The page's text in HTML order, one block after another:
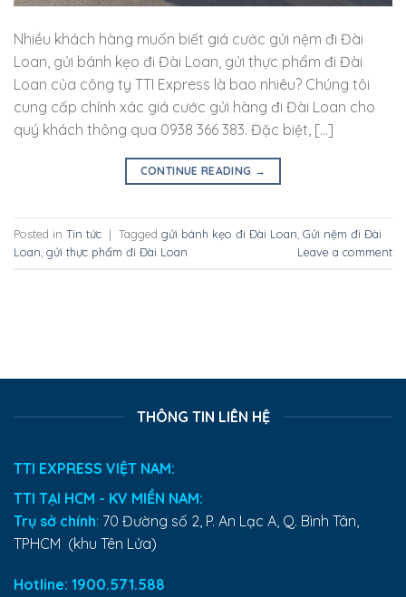
Nhiều khách hàng muốn biết giá cước gửi nệm đi Đài
Loan, gửi bánh kẹo đi Đài Loan, gửi thực phẩm đi Đài
Loan của công ty TTI Express là bao nhiêu? Chúng tôi
cung cấp chính xác giá cước gửi hàng đi Đài Loan cho
quý khách thông qua 0938 366 383. Đặc biệt, […]
CONTINUE READING →
Posted in Tin tức | Tagged gửi bánh kẹo đi Đài Loan Gửi nệm đi Đài
Loan gửi thực phẩm đi Đài Loan Leave a comment
THÔNG TIN LIÊN HỆ
TTI EXPRESS VIỆT NAM:
TTI TẠI HCM - KV MIỀN NAM:
Trụ sở chính: 70 Đường số 2, P. An Lạc A, Q. Bình Tân,
TPHCM (khu Tên Lửa)
Hotline: 1900.571.588